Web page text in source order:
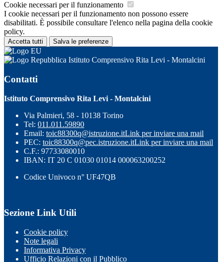
Cookie necessari per il funzionamento
I cookie necessari per il funzionamento non possono essere
disabilitati. È possibile consultare l'elenco nella pagina della cookie
policy.
Accetta tutti Salva le preferenze
Istituto Comprensivo Rita Levi - Montalcini
Contatti
Istituto Comprensivo Rita Levi - Montalcini
Via Palmieri, 58 - 10138 Torino
Tel: 011.011.59890
Email: toic88300q@istruzione.itLink per inviare una mail
PEC: toic88300q@pec.istruzione.itLink per inviare una mail
C.F.: 97733080010
IBAN: IT 20 C 01030 01014 000063200252
Codice Univoco n° UF47QB
Sezione Link Utili
Cookie policy
Note legali
Informativa Privacy
Ufficio Relazioni con il Pubblico